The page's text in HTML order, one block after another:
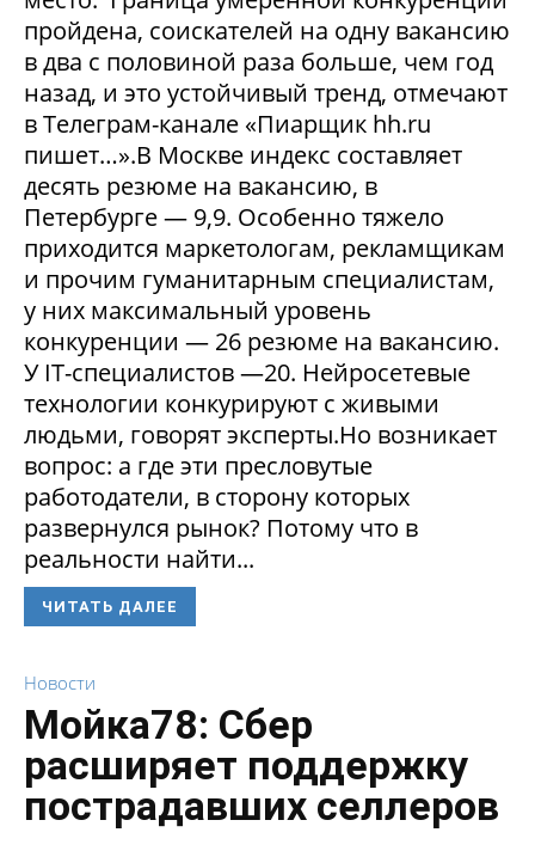
пройдена, соискателей на одну вакансию
в два с половиной раза больше, чем год
назад, и это устойчивый тренд, отмечают
в Телеграм-канале «Пиарщик hh.ru
пишет…».В Москве индекс составляет
десять резюме на вакансию, в
Петербурге — 9,9. Особенно тяжело
приходится маркетологам, рекламщикам
и прочим гуманитарным специалистам,
у них максимальный уровень
конкуренции — 26 резюме на вакансию.
У IT-специалистов —20. Нейросетевые
технологии конкурируют с живыми
людьми, говорят эксперты.Но возникает
вопрос: а где эти пресловутые
работодатели, в сторону которых
развернулся рынок? Потому что в
реальности найти...
ЧИТАТЬ ДАЛЕЕ
Новости
Мойка78: Сбер
расширяет поддержку
пострадавших селлеров